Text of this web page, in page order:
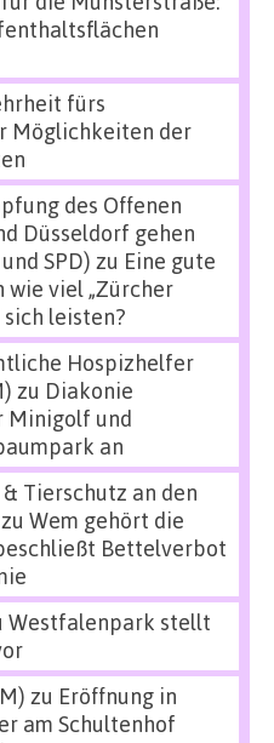
fürs
Möglichkeiten der
des Offenen
Düsseldorf gehen
SPD) zu Eine gute
wie viel „Zürcher
leisten?
Hospizhelfer
zu Diakonie
Minigolf und
an
Tierschutz an den
zu Wem gehört die
Bettelverbot
Westfalenpark stellt
zu Eröffnung in
am Schultenhof